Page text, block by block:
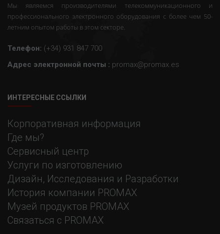
Мы являемся производителями телекоммуникационного и
профессионального электронного оборудования с более чем 50-
летним опытом работы в этом секторе.
Телефон: (+34) 931 847 700
Адрес электронной почты : promax@promax.es
ИНТЕРЕСНЫЕ ССЫЛКИ
Корпоративная информация
Где мы?
Сервисный центр
Услуги по изготовлению
Дизайн, Исследования и Разработки
История компании PROMAX
Музей продуктов PROMAX
Связаться с PROMAX